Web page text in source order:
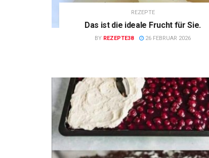
REZEPTE
Das ist die ideale Frucht für Sie.
BY REZEPTE38 26 FEBRUAR 2026